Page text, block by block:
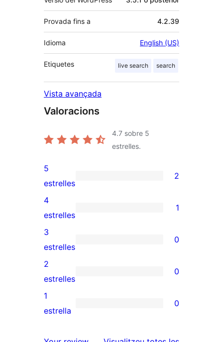
Provada fins a 4.2.39
Idioma English (US)
Etiquetes live search search
Vista avançada
Valoracions
4.7 sobre 5
estrelles.
2
valoracions
de
5
estrelles
5
estrelles
2
1
valoració
de
4
estrelles
4
estrelles
1
0
valoracions
de
3
estrelles
3
estrelles
0
0
valoracions
de
estrelles
2
estrelles
0
0
de
1
estrella
0